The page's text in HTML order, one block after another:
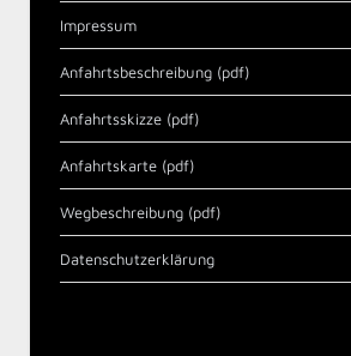
Impressum
Anfahrtsbeschreibung (pdf)
Anfahrtsskizze (pdf)
Anfahrtskarte (pdf)
Wegbeschreibung (pdf)
Datenschutzerklärung